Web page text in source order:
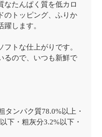
なたんぱく質を低カロ
のトッピング、ふりか
します。
トな仕上がりです。
るので、いつも新鮮で
タンパク質78.0%以上・
下・粗灰分3.2%以下・